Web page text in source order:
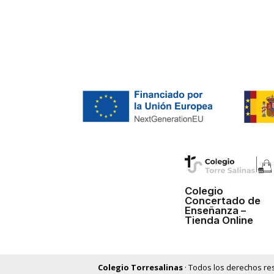
Colegio
Concertado de
Enseñanza –
Tienda Online
Colegio Torresalinas· Todos los derechos